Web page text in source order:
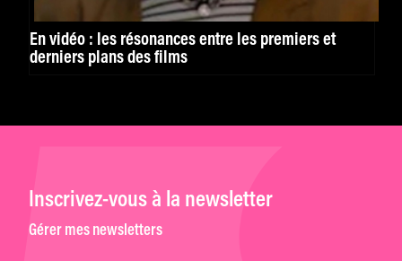
En vidéo : les résonances entre les premiers et
derniers plans des films
Inscrivez-vous à la newsletter
Gérer mes newsletters